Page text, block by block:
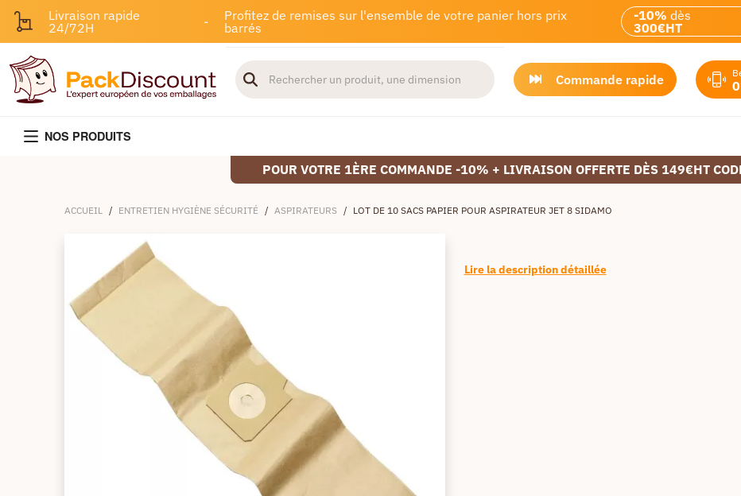
Livraison rapide
24/72H
-
Profitez de remises sur l'ensemble de votre panier hors prix
barrés
-10% dès
300€HT
Commande rapide
NOS PRODUITS
POUR VOTRE 1ÈRE COMMANDE -10% + LIVRAISON OFFERTE DÈS 149€HT
ACCUEIL / ENTRETIEN HYGIÈNE SÉCURITÉ / ASPIRATEURS / LOT DE 10 SACS PAPIER POUR ASPIRATEUR JET 8 SIDAMO
Lire la description détaillée